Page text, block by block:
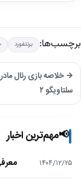
برچسب‌ها: برنتفورد
سلتاویگو ۲
📢مهم‌ترین اخبار
۱۴۰۴/۱۲/۲۵ معرفی ۶ مینی سریال ۲۰۲۵ که